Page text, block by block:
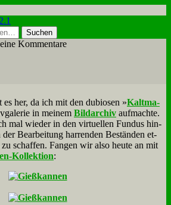
Kommentare
her, da ich mit den du­bio­sen »Kalt­ma­
in mei­nem Bild­ar­chiv auf­mach­te.
mal wie­der in den vir­tu­el­len Fun­dus hin­
der Be­ar­bei­tung har­ren­den Be­stän­den et­
schaf­fen. Fan­gen wir al­so heu­te an mit
Kol­lek­ti­on: